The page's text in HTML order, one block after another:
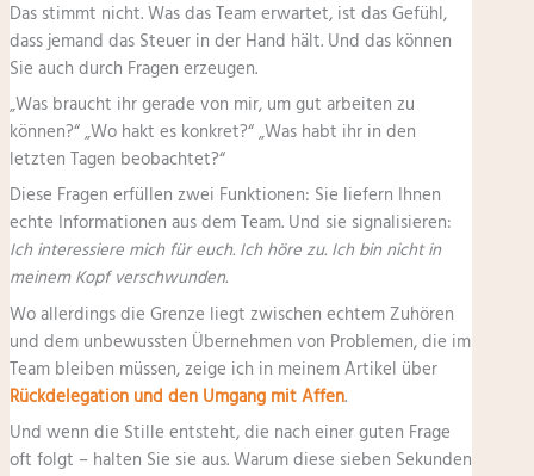
Das stimmt nicht. Was das Team erwartet, ist das Gefühl,
dass jemand das Steuer in der Hand hält. Und das können
Sie auch durch Fragen erzeugen.
„Was braucht ihr gerade von mir, um gut arbeiten zu
können?“ „Wo hakt es konkret?“ „Was habt ihr in den
letzten Tagen beobachtet?“
Diese Fragen erfüllen zwei Funktionen: Sie liefern Ihnen
echte Informationen aus dem Team. Und sie signalisieren:
Ich interessiere mich für euch. Ich höre zu. Ich bin nicht in
meinem Kopf verschwunden.
Wo allerdings die Grenze liegt zwischen echtem Zuhören
und dem unbewussten Übernehmen von Problemen, die im
Team bleiben müssen, zeige ich in meinem Artikel über
Rückdelegation und den Umgang mit Affen.
Und wenn die Stille entsteht, die nach einer guten Frage
oft folgt – halten Sie sie aus. Warum diese sieben Sekunden